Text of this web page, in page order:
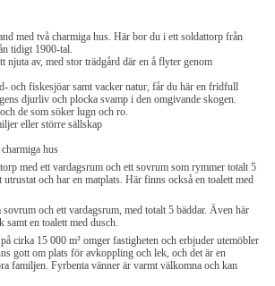
med två charmiga hus. Här bor du i ett soldattorp från
tidigt 1900-tal.
njuta av, med stor trädgård där en å flyter genom
och fiskesjöar samt vacker natur, får du här en fridfull
djurliv och plocka svamp i den omgivande skogen.
de som söker lugn och ro.
eller större sällskap
hus
med ett vardagsrum och ett sovrum som rymmer totalt 5
och har en matplats. Här finns också en toalett med
och ett vardagsrum, med totalt 5 bäddar. Även här
en toalett med dusch.
cirka 15 000 m² omger fastigheten och erbjuder utemöbler
gott om plats för avkoppling och lek, och det är en
familjen. Fyrbenta vänner är varmt välkomna och kan